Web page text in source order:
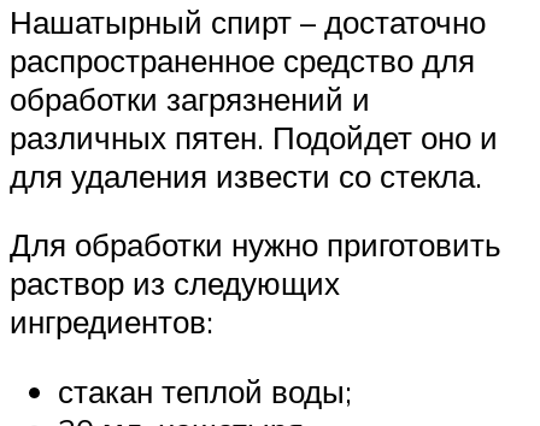
Нашатырный спирт – достаточно
распространенное средство для
обработки загрязнений и
различных пятен. Подойдет оно и
для удаления извести со стекла.
Для обработки нужно приготовить
раствор из следующих
ингредиентов:
стакан теплой воды;